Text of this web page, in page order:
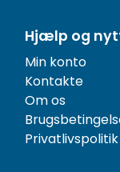
Hjælp og
Min konto
Kontakte
Om os
Privatlivspolitik